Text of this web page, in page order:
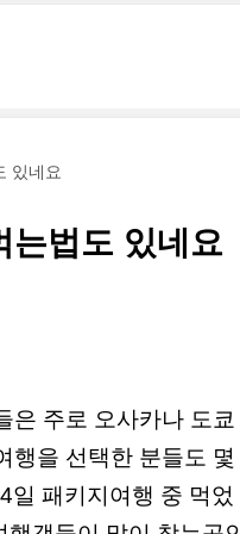
있네요
는법도 있네요
은 주로 오사카나 도쿄
행을 선택한 분들도 몇
일 패키지여행 중 먹었